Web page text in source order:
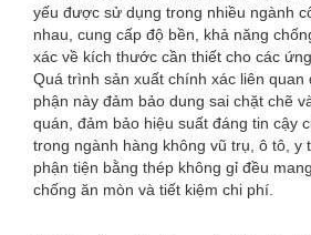
yếu được sử dụng trong nhiều ngành
nhau, cung cấp độ bền, khả năng
xác về kích thước cần thiết cho các
Quá trình sản xuất chính xác liên quan
phận này đảm bảo dung sai chặt chẽ
quán, đảm bảo hiệu suất đáng tin cậy
trong ngành hàng không vũ trụ, ô tô, y
phận tiện bằng thép không gỉ đều
chống ăn mòn và tiết kiệm chi phí.